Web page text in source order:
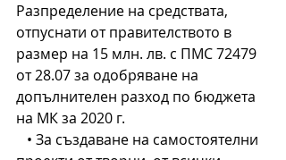
Разпределение на средствата,
отпуснати от правителството в
размер на 15 млн. лв. с ПМС 72479
от 28.07 за одобряване на
допълнителен разход по бюджета
на МК за 2020 г.
• За създаване на самостоятелни